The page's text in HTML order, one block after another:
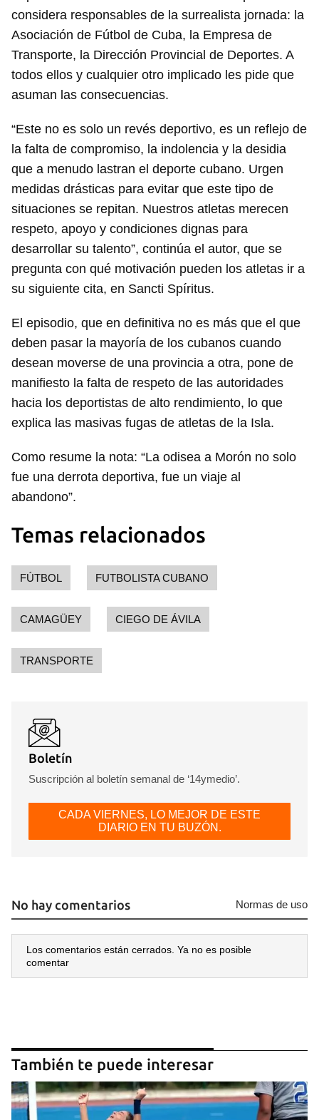
Guardar como favorito
iniciar sesión con tu cuenta de 14ymedio.
considera responsables de la surrealista jornada: la
Asociación de Fútbol de Cuba, la Empresa de
Transporte, la Dirección Provincial de Deportes. A
todos ellos y cualquier otro implicado les pide que
asuman las consecuencias.
“Este no es solo un revés deportivo, es un reflejo de
la falta de compromiso, la indolencia y la desidia
que a menudo lastran el deporte cubano. Urgen
medidas drásticas para evitar que este tipo de
situaciones se repitan. Nuestros atletas merecen
respeto, apoyo y condiciones dignas para
desarrollar su talento”, continúa el autor, que se
pregunta con qué motivación pueden los atletas ir a
su siguiente cita, en Sancti Spíritus.
El episodio, que en definitiva no es más que el que
deben pasar la mayoría de los cubanos cuando
desean moverse de una provincia a otra, pone de
manifiesto la falta de respeto de las autoridades
hacia los deportistas de alto rendimiento, lo que
explica las masivas fugas de atletas de la Isla.
Como resume la nota: “La odisea a Morón no solo
fue una derrota deportiva, fue un viaje al
abandono”.
Temas relacionados
FÚTBOL FUTBOLISTA CUBANO
CAMAGÜEY CIEGO DE ÁVILA
TRANSPORTE
Boletín
Suscripción al boletín semanal de ‘14ymedio’.
CADA VIERNES, LO MEJOR DE ESTE
DIARIO EN TU BUZÓN.
No hay comentarios Normas de uso
Los comentarios están cerrados. Ya no es posible
comentar
También te puede interesar